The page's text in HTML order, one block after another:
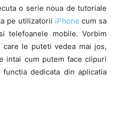
o serie noua de tutoriale
pe utilizatorii iPhone cum sa
telefoanele mobile. Vorbim
le puteti vedea mai jos,
intai cum putem face clipuri
dedicata din aplicatia